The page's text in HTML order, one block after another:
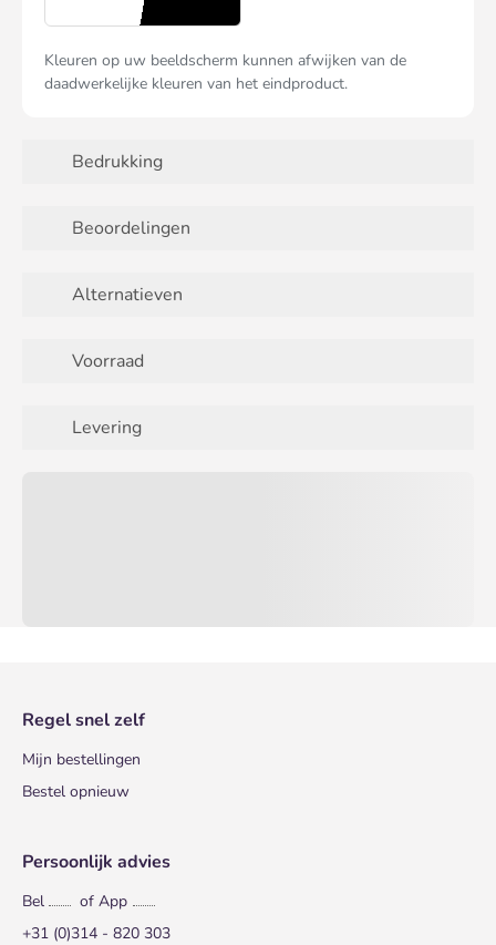
Kleuren op uw beeldscherm kunnen afwijken van de
daadwerkelijke kleuren van het eindproduct.
Bedrukking
Beoordelingen
Alternatieven
Voorraad
Levering
Regel snel zelf
Mijn bestellingen
Bestel opnieuw
Persoonlijk advies
Bel
of App
+31 (0)314 - 820 303